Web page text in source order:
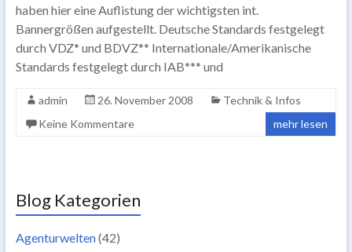
haben hier eine Auflistung der wichtigsten int.
Bannergrößen aufgestellt. Deutsche Standards festgelegt
durch VDZ* und BDVZ** Internationale/Amerikanische
Standards festgelegt durch IAB*** und
admin 26. November 2008
Technik & Infos
Keine Kommentare
mehr lesen
Blog Kategorien
Agenturwelten(42)